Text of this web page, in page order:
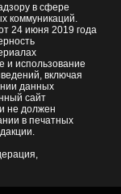
в сфере
коммуникаций.
24 июня 2019 года
и использование
включая
данных
сайт
не должен
в печатных